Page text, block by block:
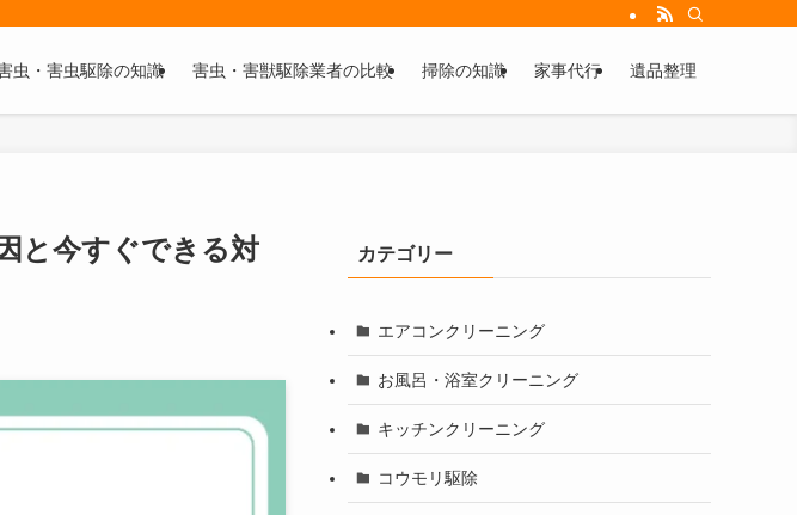
虫・害虫駆除の知識 害虫・害獣駆除業者の比較 掃除の知識 家事代行 遺品整理
と今すぐできる対
カテゴリー
エアコンクリーニング
お風呂・浴室クリーニング
キッチンクリーニング
コウモリ駆除